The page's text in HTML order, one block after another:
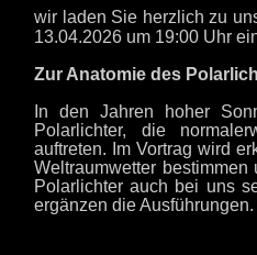
wir laden Sie herzlich zu
13.04.2026 um 19:00 Uhr
Zur Anatomie des
In den Jahren hoher
Polarlichter, die
auftreten. Im Vortrag wird
Weltraumwetter
Polarlichter auch bei uns
ergänzen die Ausführungen.